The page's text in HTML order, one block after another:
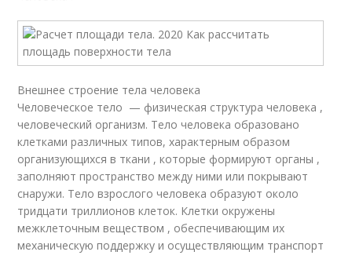
Внешнее строение тела человека
Человеческое тело — физическая структура человека ,
человеческий организм. Тело человека образовано
клетками различных типов, характерным образом
организующихся в ткани , которые формируют органы ,
заполняют пространство между ними или покрывают
снаружи. Тело взрослого человека образуют около
тридцати триллионов клеток. Клетки окружены
межклеточным веществом , обеспечивающим их
механическую поддержку и осуществляющим транспорт